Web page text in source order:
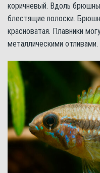
коричневый. Вдоль
блестящие полоски.
красноватая. Плавники
металлическими отливами.